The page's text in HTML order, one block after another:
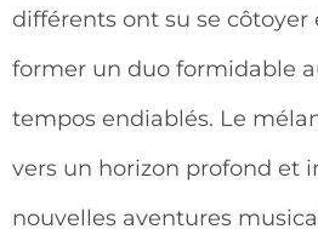
différents ont su se côtoyer
former un duo formidable
tempos endiablés. Le
vers un horizon profond et
nouvelles aventures